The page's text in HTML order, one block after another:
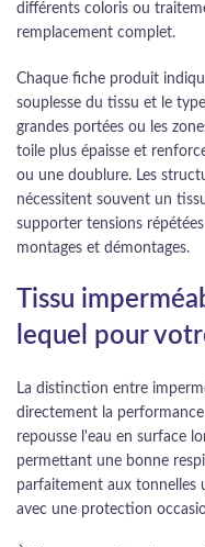
différents coloris ou
remplacement complet.
Chaque fiche produit
souplesse du tissu et le
grandes portées ou les
toile plus épaisse et
ou une doublure. Les
nécessitent souvent un
supporter tensions
montages et démontages.
Tissu
lequel pour
La distinction entre
directement la
repousse l'eau en surface
permettant une bonne
parfaitement aux tonnelles
avec une protection